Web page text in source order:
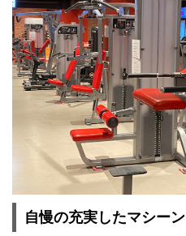
自慢の充実したマシーン